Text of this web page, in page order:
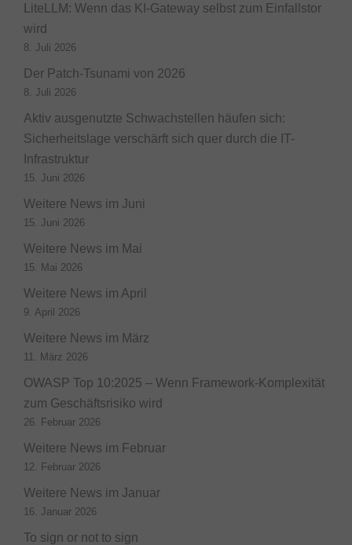
LiteLLM: Wenn das KI-Gateway selbst zum Einfallstor
wird
8. Juli 2026
Der Patch-Tsunami von 2026
8. Juli 2026
Aktiv ausgenutzte Schwachstellen häufen sich:
Sicherheitslage verschärft sich quer durch die IT-
Infrastruktur
15. Juni 2026
Weitere News im Juni
15. Juni 2026
Weitere News im Mai
15. Mai 2026
Weitere News im April
9. April 2026
Weitere News im März
11. März 2026
OWASP Top 10:2025 – Wenn Framework-Komplexität
zum Geschäftsrisiko wird
26. Februar 2026
Weitere News im Februar
12. Februar 2026
Weitere News im Januar
16. Januar 2026
To sign or not to sign